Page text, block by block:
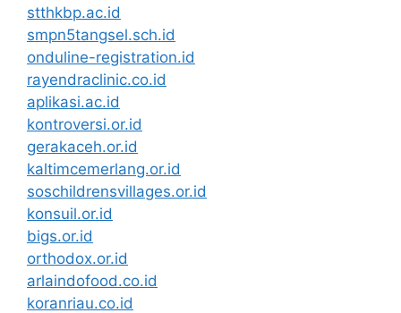
stthkbp.ac.id
smpn5tangsel.sch.id
onduline-registration.id
rayendraclinic.co.id
aplikasi.ac.id
kontroversi.or.id
gerakaceh.or.id
kaltimcemerlang.or.id
soschildrensvillages.or.id
konsuil.or.id
bigs.or.id
orthodox.or.id
arlaindofood.co.id
koranriau.co.id